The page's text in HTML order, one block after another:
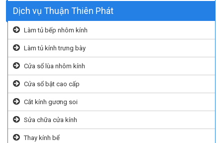
Dịch vụ Thuận Thiên Phát
Làm tủ bếp nhôm kính
Làm tủ kính trưng bày
Cửa sổ lùa nhôm kính
Cửa sổ bật cao cấp
Cắt kính gương soi
Sửa chữa cửa kính
Thay kính bể